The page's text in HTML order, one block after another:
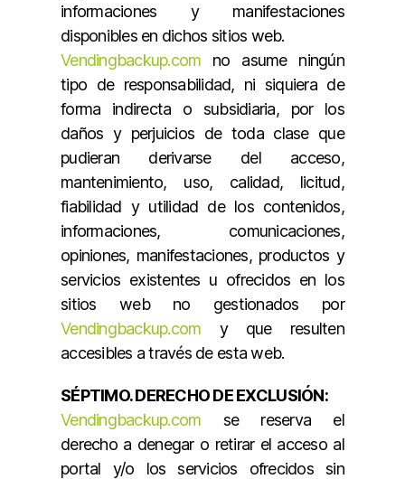
informaciones y manifestaciones
disponibles en dichos sitios web.
Vendingbackup.com no asume ningún
tipo de responsabilidad, ni siquiera de
forma indirecta o subsidiaria, por los
daños y perjuicios de toda clase que
pudieran derivarse del acceso,
mantenimiento, uso, calidad, licitud,
fiabilidad y utilidad de los contenidos,
informaciones, comunicaciones,
opiniones, manifestaciones, productos y
servicios existentes u ofrecidos en los
sitios web no gestionados por
Vendingbackup.com y que resulten
accesibles a través de esta web.
SÉPTIMO. DERECHO DE EXCLUSIÓN:
Vendingbackup.com se reserva el
derecho a denegar o retirar el acceso al
portal y/o los servicios ofrecidos sin